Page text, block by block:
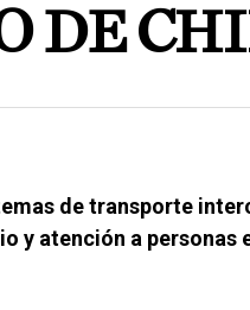
DE
de transporte
y atención a personas